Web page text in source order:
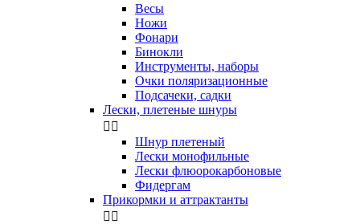
Весы
Ножи
Фонари
Бинокли
Инструменты, наборы
Очки поляризационные
Подсачеки, садки
Лески, плетеные шнуры
 
Шнур плетеный
Лески монофильные
Лески флюорокарбоновые
Фидергам
Прикормки и аттрактанты
 